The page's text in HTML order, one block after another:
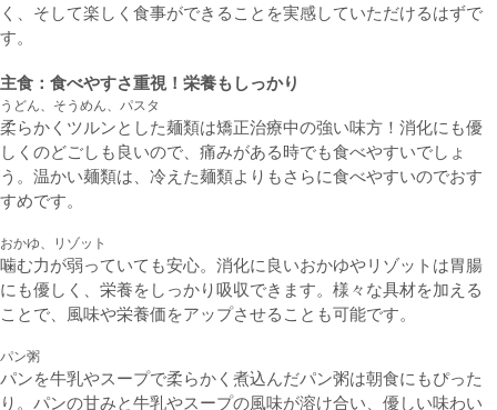
く、そして楽しく食事ができることを実感していただけるはずで
す。
主食：食べやすさ重視！栄養もしっかり
うどん、そうめん、パスタ
柔らかくツルンとした麺類は矯正治療中の強い味方！消化にも優
しくのどごしも良いので、痛みがある時でも食べやすいでしょ
う。温かい麺類は、冷えた麺類よりもさらに食べやすいのでおす
すめです。
おかゆ、リゾット
噛む力が弱っていても安心。消化に良いおかゆやリゾットは胃腸
にも優しく、栄養をしっかり吸収できます。様々な具材を加える
ことで、風味や栄養価をアップさせることも可能です。
パン粥
パンを牛乳やスープで柔らかく煮込んだパン粥は朝食にもぴった
り。パンの甘みと牛乳やスープの風味が溶け合い、優しい味わい